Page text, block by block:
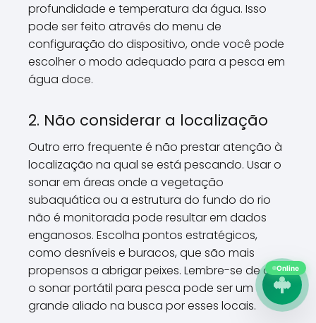
profundidade e temperatura da água. Isso
pode ser feito através do menu de
configuração do dispositivo, onde você pode
escolher o modo adequado para a pesca em
água doce.
2. Não considerar a localização
Outro erro frequente é não prestar atenção à
localização na qual se está pescando. Usar o
sonar em áreas onde a vegetação
subaquática ou a estrutura do fundo do rio
não é monitorada pode resultar em dados
enganosos. Escolha pontos estratégicos,
como desníveis e buracos, que são mais
propensos a abrigar peixes. Lembre-se de que
o sonar portátil para pesca pode ser um
grande aliado na busca por esses locais.
Online